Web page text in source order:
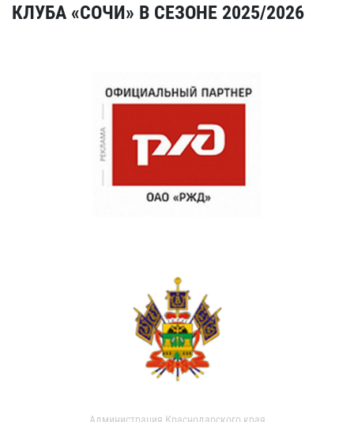
КЛУБА «СОЧИ» В СЕЗОНЕ 2025/2026
Администрация Краснодарского края